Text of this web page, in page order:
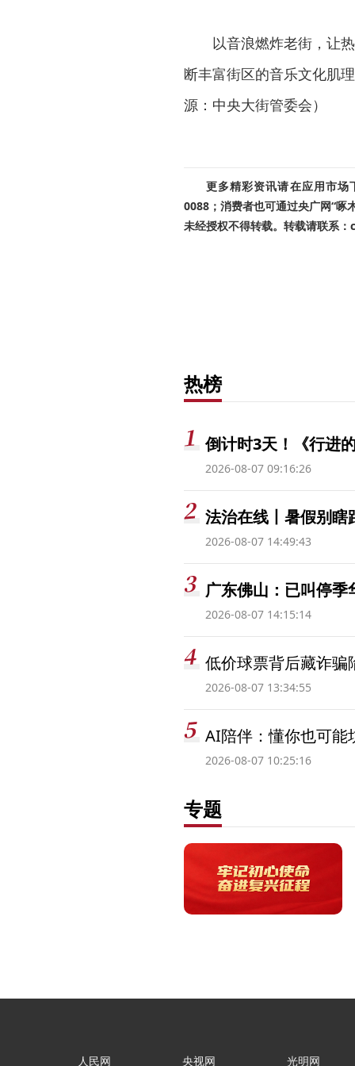
以音浪燃炸老街，让
断丰富街区的音乐文化肌
源：中央大街管委会）
更多精彩资讯请在应用市场
0088；消费者也可通过央广网“啄
未经授权不得转载。转载请联系
热榜
倒计时3天！《行进
2026-08-07 09:16:26
法治在线丨暑假别瞎
2026-08-07 14:49:43
广东佛山：已叫停
2026-08-07 14:15:14
低价球票背后藏诈骗
2026-08-07 13:34:55
AI陪伴：懂你也可能
2026-08-07 10:25:16
专题
人民网 央视网 光明网